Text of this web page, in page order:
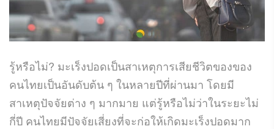
รู้หรือไม่? มะเร็งปอดเป็นสาเหตุการเสียชีวิตของของ
คนไทยเป็นอันดับต้น ๆ ในหลายปีที่ผ่านมา โดยมี
สาเหตุปัจจัยต่าง ๆ มากมาย แต่รู้หรือไม่ว่าในระยะไม่
กี่ปี คนไทยมีปัจจัยเสี่ยงที่จะก่อให้เกิดมะเร็งปอดมาก